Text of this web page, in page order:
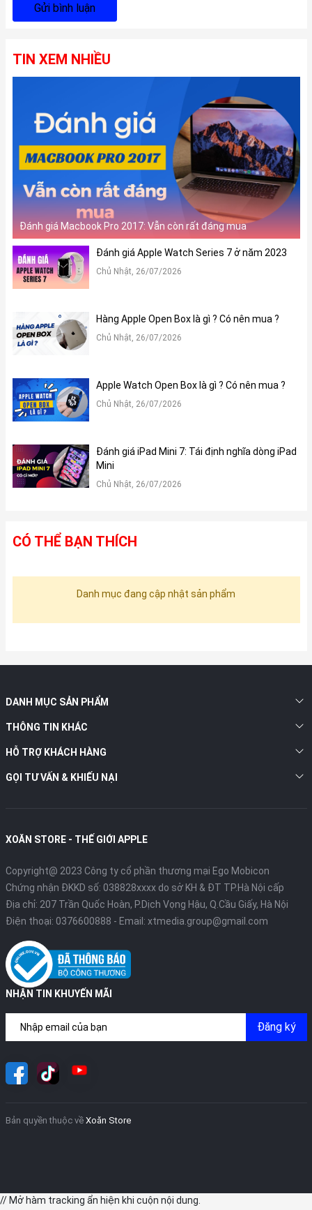
Gửi bình luận
TIN XEM NHIỀU
Đánh giá Macbook Pro 2017: Vẫn còn rất đáng mua
Đánh giá Apple Watch Series 7 ở năm 2023
Chủ Nhật, 26/07/2026
Hàng Apple Open Box là gì ? Có nên mua ?
Chủ Nhật, 26/07/2026
Apple Watch Open Box là gì ? Có nên mua ?
Chủ Nhật, 26/07/2026
Đánh giá iPad Mini 7: Tái định nghĩa dòng iPad
Mini
Chủ Nhật, 26/07/2026
CÓ THỂ BẠN THÍCH
Danh mục đang cập nhật sản phẩm
DANH MỤC SẢN PHẨM
THÔNG TIN KHÁC
HỖ TRỢ KHÁCH HÀNG
GỌI TƯ VẤN & KHIẾU NẠI
XOĂN STORE - THẾ GIỚI APPLE
Copyright@ 2023 Công ty cổ phần thương mại Ego Mobicon
Chứng nhận ĐKKD số: 038828xxxx do sở KH & ĐT TP.Hà Nội cấp
Địa chỉ: 207 Trần Quốc Hoàn, P.Dịch Vọng Hậu, Q.Cầu Giấy, Hà Nội
Điện thoại: 0376600888 - Email: xtmedia.group@gmail.com
NHẬN TIN KHUYẾN MÃI
Đăng ký
Bản quyền thuộc về Xoăn Store
// Mở hàm tracking ẩn hiện khi cuộn nội dung.